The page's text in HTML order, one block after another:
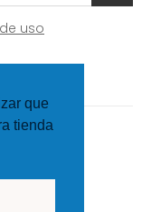
que
tienda
uso